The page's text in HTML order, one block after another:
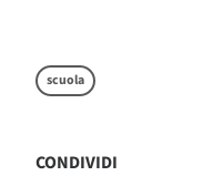
scuola
CONDIVIDI